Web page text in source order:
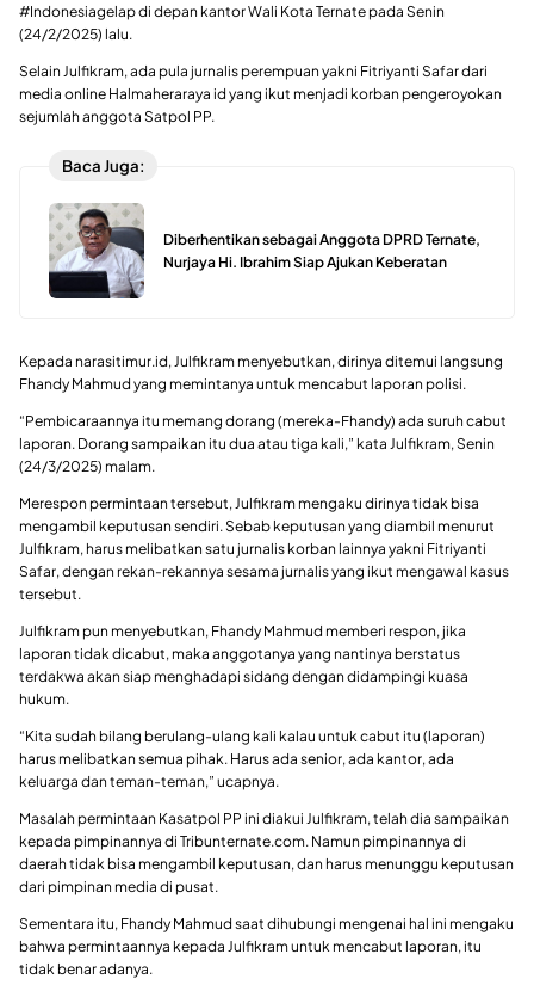
#Indonesiagelap di depan kantor Wali Kota Ternate pada Senin
(24/2/2025) lalu.
Selain Julfikram, ada pula jurnalis perempuan yakni Fitriyanti Safar dari
media online Halmaheraraya id yang ikut menjadi korban pengeroyokan
sejumlah anggota Satpol PP.
Baca Juga:
Diberhentikan sebagai Anggota DPRD Ternate,
Nurjaya Hi. Ibrahim Siap Ajukan Keberatan
Kepada narasitimur.id, Julfikram menyebutkan, dirinya ditemui langsung
Fhandy Mahmud yang memintanya untuk mencabut laporan polisi.
“Pembicaraannya itu memang dorang (mereka-Fhandy) ada suruh cabut
laporan. Dorang sampaikan itu dua atau tiga kali,” kata Julfikram, Senin
(24/3/2025) malam.
Merespon permintaan tersebut, Julfikram mengaku dirinya tidak bisa
mengambil keputusan sendiri. Sebab keputusan yang diambil menurut
Julfikram, harus melibatkan satu jurnalis korban lainnya yakni Fitriyanti
Safar, dengan rekan-rekannya sesama jurnalis yang ikut mengawal kasus
tersebut.
Julfikram pun menyebutkan, Fhandy Mahmud memberi respon, jika
laporan tidak dicabut, maka anggotanya yang nantinya berstatus
terdakwa akan siap menghadapi sidang dengan didampingi kuasa
hukum.
“Kita sudah bilang berulang-ulang kali kalau untuk cabut itu (laporan)
harus melibatkan semua pihak. Harus ada senior, ada kantor, ada
keluarga dan teman-teman,” ucapnya.
Masalah permintaan Kasatpol PP ini diakui Julfikram, telah dia sampaikan
kepada pimpinannya di Tribunternate.com. Namun pimpinannya di
daerah tidak bisa mengambil keputusan, dan harus menunggu keputusan
dari pimpinan media di pusat.
Sementara itu, Fhandy Mahmud saat dihubungi mengenai hal ini mengaku
bahwa permintaannya kepada Julfikram untuk mencabut laporan, itu
tidak benar adanya.